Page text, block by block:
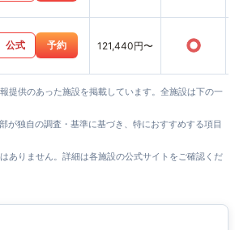
公式 予約 121,440円〜 ○
提供のあった施設を掲載しています。全施設は下の一
が独自の調査・基準に基づき、特におすすめする項目
ありません。詳細は各施設の公式サイトをご確認くだ